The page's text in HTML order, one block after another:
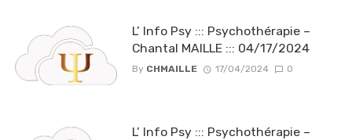
L’ Info Psy ::: Psychothérapie –
Chantal MAILLE ::: 04/17/2024
By CHMAILLE 17/04/2024 0
L’ Info Psy ::: Psychothérapie –